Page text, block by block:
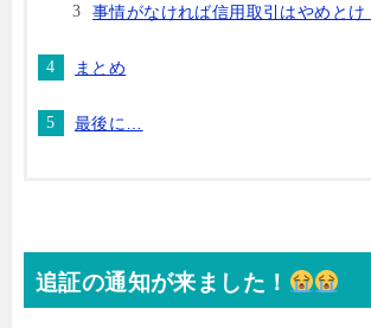
事情がなければ信用取引はやめとけ
まとめ
最後に…
追証の通知が来ました！